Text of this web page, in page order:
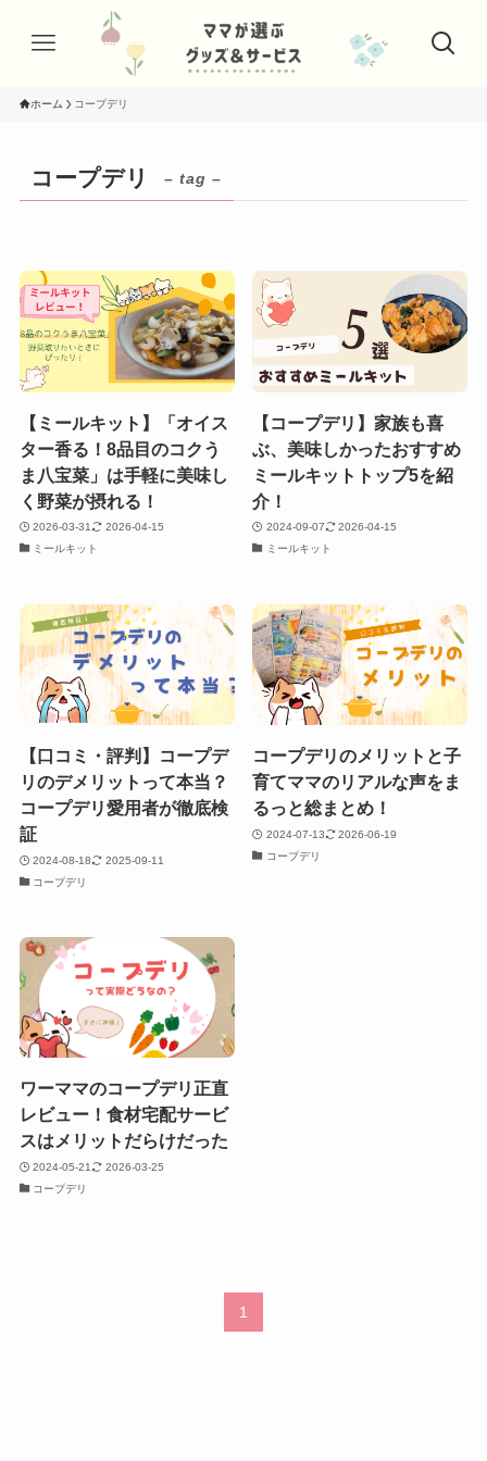
ホーム コープデリ
コープデリ – tag –
【ミールキット】「オイス
ター香る！8品目のコクう
ま八宝菜」は手軽に美味し
く野菜が摂れる！
2026-03-31
2026-04-15
ミールキット
【コープデリ】家族も喜
ぶ、美味しかったおすすめ
ミールキットトップ5を紹
介！
2024-09-07
2026-04-15
ミールキット
【口コミ・評判】コープデ
リのデメリットって本当？
コープデリ愛用者が徹底検
証
2024-08-18
2025-09-11
コープデリ
コープデリのメリットと子
育てママのリアルな声をま
るっと総まとめ！
2024-07-13
2026-06-19
コープデリ
ワーママのコープデリ正直
レビュー！食材宅配サービ
スはメリットだらけだった
2024-05-21
2026-03-25
コープデリ
1